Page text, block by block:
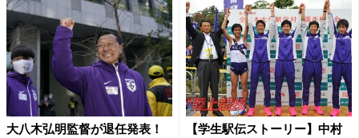
大八木弘明監督が退任発表！
【学生駅伝ストーリー】中村